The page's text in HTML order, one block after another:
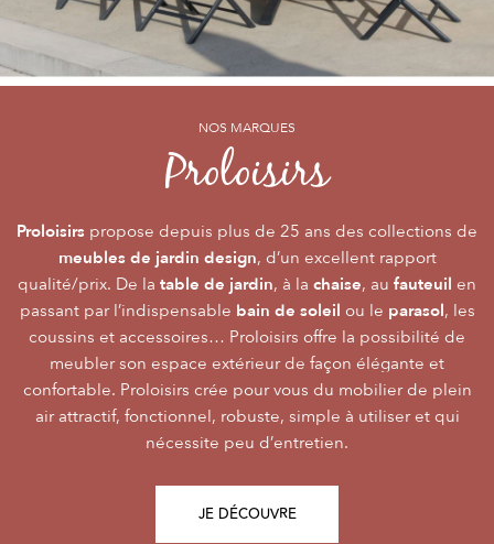
NOS MARQUES
Proloisirs
Proloisirs propose depuis plus de 25 ans des collections de
meubles de jardin design, d’un excellent rapport
qualité/prix. De la table de jardin, à la chaise, au fauteuil en
passant par l’indispensable bain de soleil ou le parasol, les
coussins et accessoires… Proloisirs offre la possibilité de
meubler son espace extérieur de façon élégante et
confortable. Proloisirs crée pour vous du mobilier de plein
air attractif, fonctionnel, robuste, simple à utiliser et qui
nécessite peu d’entretien.
JE DÉCOUVRE
NOS MARQUES
Océoby PROLOISIRS
Océocrée dumobilier Premium, pour vivre l’extérieur avec
raffinement et participer de façon inoubliable aux grandes
émotions de la vie. Le mobilier Océo, de par la qualité de
ses différents matériaux et de sa fabrication, se joue des
frontières d’usage. Voir sonextérieurcomme une pièce à
part entière nécessite du style et le soin des détails.
L’illustration Océo passe par la qualité desplateaux
Trespa® qui équipent en exclusivité de nombreusestables
de jardinpour un plaisir d’usage durable.
JE DÉCOUVRE
NOS MARQUES
Alizéby PROLOISIRS
Alizéest LA marque du mobilier de jardin contemporain
dont la conception et l’accessibilité du prixfont qu’elle
s’adresse au plus grand nombre.
Le mobilier d’extérieur Alizé apporte un souffle bien
agréable empreint de style, fonctionnalité, facilité
d’utilisation, prix, pour des instantsRepas, Salon,Détente
Alizé est créée pour bien vivre dehors, dans la joie, la
modernité, la simplicité, le plaisir d’être ensemble !
JE DÉCOUVRE